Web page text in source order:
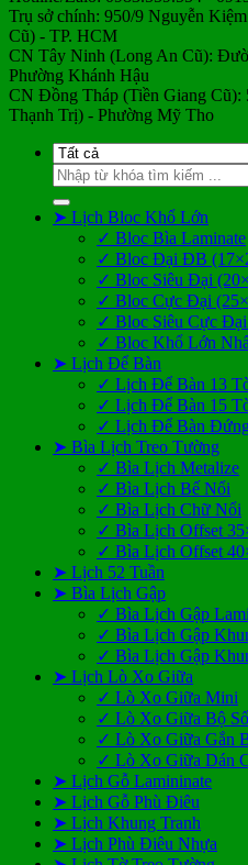
Trụ sở chính: 950/9 Nguyễn
Cũ) - TP. HCM
CN Tây Ninh (Long An Cũ):
Phường Khánh Hậu
CN Đồng Tháp (Tiền Giang Cũ):
Thạnh Trị) - Phường Mỹ Tho
Tìm
kiếm:
➤ Lịch Bloc Khổ Lớn
✓ Bloc Bìa Laminate
✓ Bloc Đại ĐB
✓ Bloc Siêu Đại
✓ Bloc Cực Đại
✓ Bloc Siêu Cực
✓ Bloc Khổ Lớn
➤ Lịch Để Bàn
✓ Lịch Để Bàn 13
✓ Lịch Để Bàn 15
✓ Lịch Để Bàn
➤ Bìa Lịch Treo Tường
✓ Bìa Lịch Metalize
✓ Bìa Lịch Bế Nổi
✓ Bìa Lịch Chữ Nổi
✓ Bìa Lịch Offset
✓ Bìa Lịch Offset
➤ Lịch 52 Tuần
➤ Bìa Lịch Gập
✓ Bìa Lịch Gập
✓ Bìa Lịch Gập
✓ Bìa Lịch Gập
➤ Lịch Lò Xo Giữa
✓ Lò Xo Giữa Mini
✓ Lò Xo Giữa Bộ Số
✓ Lò Xo Giữa Gắn
✓ Lò Xo Giữa Dán
➤ Lịch Gỗ Lamininate
➤ Lịch Gỗ Phù Điêu
➤ Lịch Khung Tranh
➤ Lịch Phù Điêu Nhựa